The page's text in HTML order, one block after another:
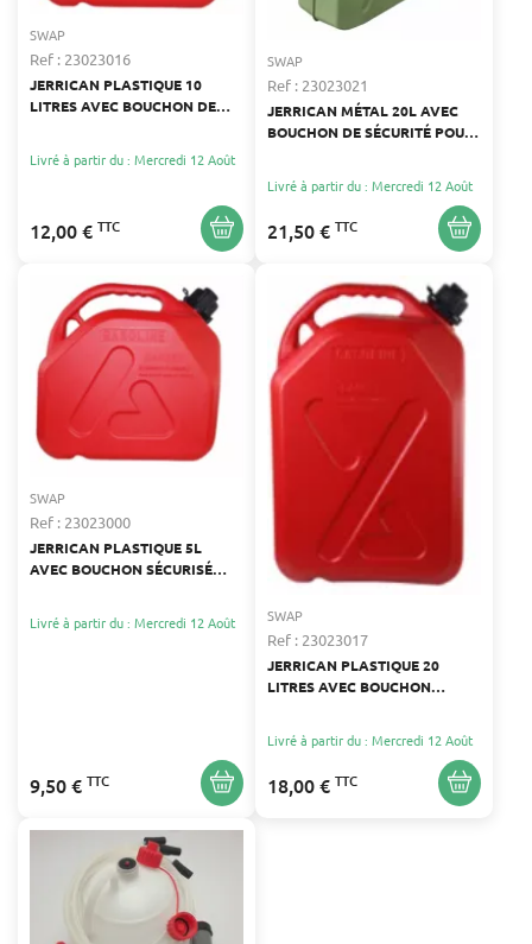
SWAP
Ref : 23023016
JERRICAN PLASTIQUE 10
LITRES AVEC BOUCHON DE
Livré à partir du : Mercredi 12 Août
12,00 € TTC
SWAP
Ref : 23023021
JERRICAN MÉTAL 20L AVEC
BOUCHON DE SÉCURITÉ POUR
Livré à partir du : Mercredi 12 Août
21,50 € TTC
SWAP
Ref : 23023000
JERRICAN PLASTIQUE 5L
AVEC BOUCHON SÉCURISÉ
Livré à partir du : Mercredi 12 Août
9,50 € TTC
SWAP
Ref : 23023017
JERRICAN PLASTIQUE 20
LITRES AVEC BOUCHON
Livré à partir du : Mercredi 12 Août
18,00 € TTC